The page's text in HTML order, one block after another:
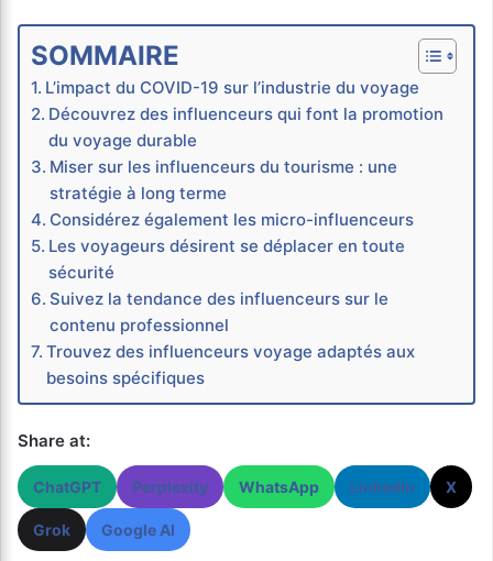
SOMMAIRE
L’impact du COVID-19 sur l’industrie du voyage
Découvrez des influenceurs qui font la promotion
du voyage durable
Miser sur les influenceurs du tourisme : une
stratégie à long terme
Considérez également les micro-influenceurs
Les voyageurs désirent se déplacer en toute
sécurité
Suivez la tendance des influenceurs sur le
contenu professionnel
Trouvez des influenceurs voyage adaptés aux
besoins spécifiques
Share at:
ChatGPT Perplexity WhatsApp LinkedIn X
Grok Google AI